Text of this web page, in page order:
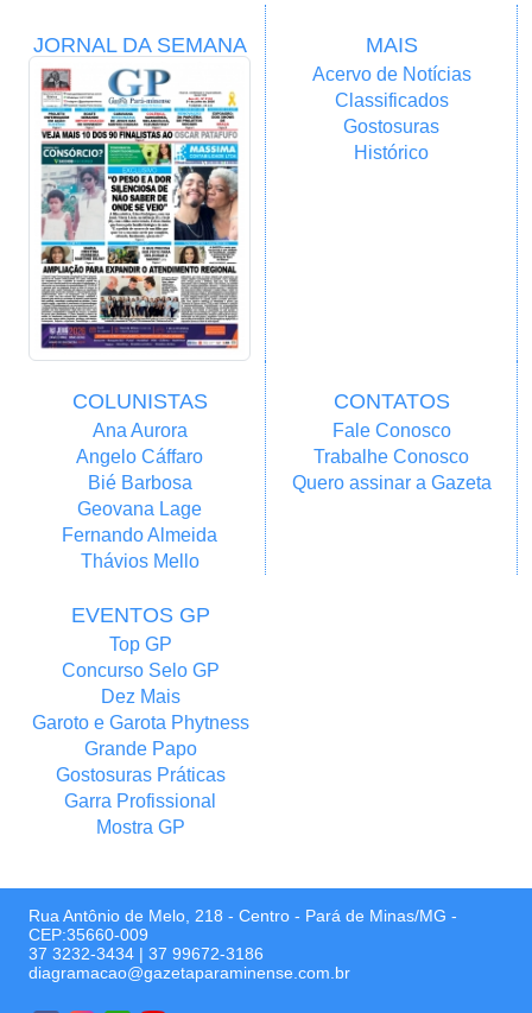
JORNAL DA SEMANA MAIS
Acervo de Notícias
Classificados
Gostosuras
Histórico
COLUNISTAS
Ana Aurora
Angelo Cáffaro
Bié Barbosa
Geovana Lage
Fernando Almeida
Thávios Mello
CONTATOS
Fale Conosco
Trabalhe Conosco
Quero assinar a Gazeta
EVENTOS GP
Top GP
Concurso Selo GP
Dez Mais
Garoto e Garota Phytness
Grande Papo
Gostosuras Práticas
Garra Profissional
Mostra GP
Rua Antônio de Melo, 218 - Centro - Pará de Minas/MG -
CEP:35660-009
37 3232-3434 | 37 99672-3186
diagramacao@gazetaparaminense.com.br